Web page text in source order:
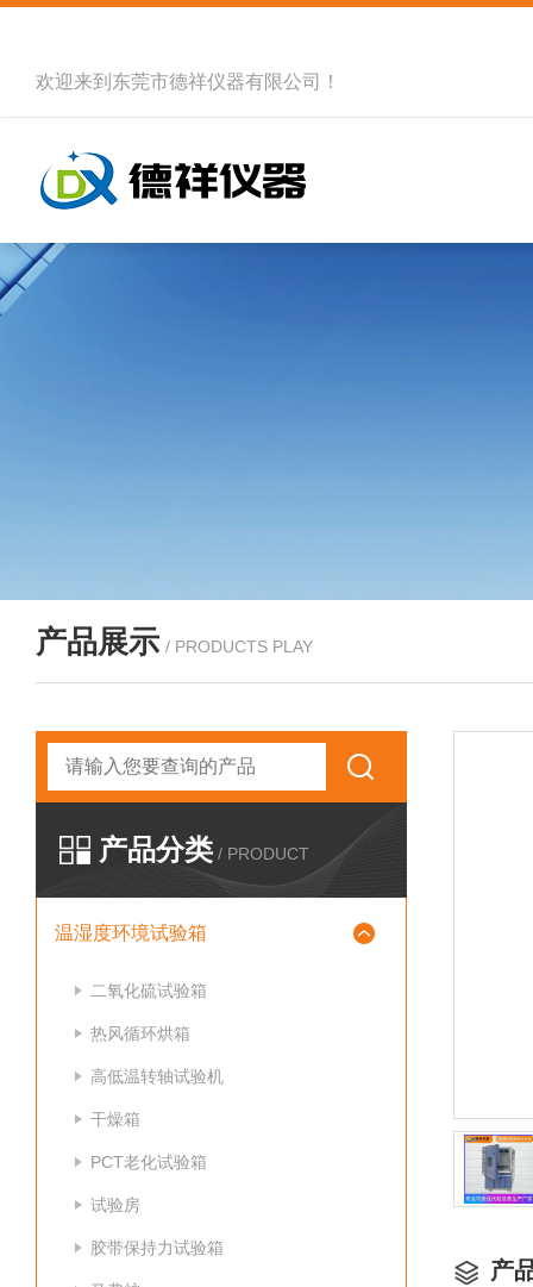
欢迎来到 东莞市德祥仪器有限公司 ！
产品展示 / PRODUCTS PLAY
产品分类 / PRODUCT
温湿度环境试验箱
二氧化硫试验箱
热风循环烘箱
高低温转轴试验机
干燥箱
PCT老化试验箱
试验房
胶带保持力试验箱
产